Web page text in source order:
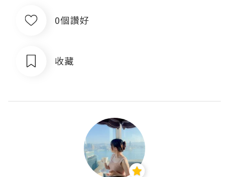
0個讚好
收藏